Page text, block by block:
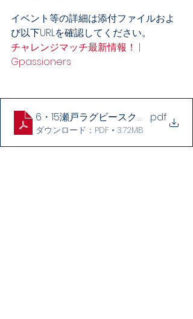
イベント等の詳細は添付ファイルおよ
び以下URLを確認してください。
チャレンジマッチ最新情報！ |
Gpassioners
6・15瀬戸ラグビースクール様計画書
.pdf
ダウンロード：PDF • 3.72MB